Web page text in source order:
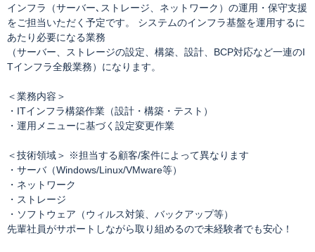
インフラ（サーバー､ストレージ、ネットワーク）の運用・保守支援
をご担当いただく予定です。 システムのインフラ基盤を運用するに
あたり必要になる業務
（サーバー、ストレージの設定、構築、設計、BCP対応など一連のI
Tインフラ全般業務）になります。
＜業務内容＞
・ITインフラ構築作業（設計・構築・テスト）
・運用メニューに基づく設定変更作業
＜技術領域＞ ※担当する顧客/案件によって異なります
・サーバ（Windows/Linux/VMware等）
・ネットワーク
・ストレージ
・ソフトウェア（ウィルス対策、バックアップ等）
先輩社員がサポートしながら取り組めるので未経験者でも安心！